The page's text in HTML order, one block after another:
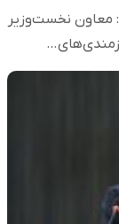
نخست‌وزیر